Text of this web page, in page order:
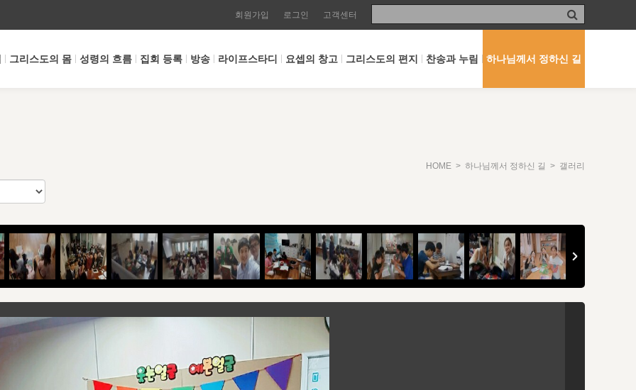
회원가입 로그인 고객센터
그리스도의 몸 성령의 흐름 집회 등록 방송 라이프스타디 요셉의 창고 그리스도의 편지 찬송과 누림 하나님께서 정하신 길
HOME > 하나님께서 정하신 길 > 갤러리